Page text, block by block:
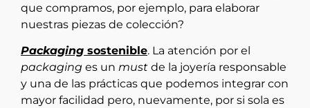
que compramos, por ejemplo, para elaborar
nuestras piezas de colección?
Packaging sostenible. La atención por el
packaging es un must de la joyería responsable
y una de las prácticas que podemos integrar con
mayor facilidad pero, nuevamente, por si sola es